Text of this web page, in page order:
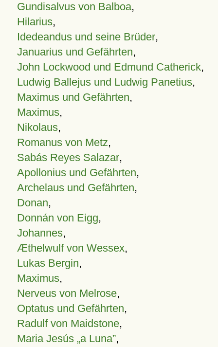
Gundisalvus von Balboa,
Hilarius,
Idedeandus und seine Brüder,
Januarius und Gefährten,
John Lockwood und Edmund Catherick,
Ludwig Ballejus und Ludwig Panetius,
Maximus und Gefährten,
Maximus,
Nikolaus,
Romanus von Metz,
Sabás Reyes Salazar,
Apollonius und Gefährten,
Archelaus und Gefährten,
Donan,
Donnán von Eigg,
Johannes,
Æthelwulf von Wessex,
Lukas Bergin,
Maximus,
Nerveus von Melrose,
Optatus und Gefährten,
Radulf von Maidstone,
Maria Jesús „a Luna”,